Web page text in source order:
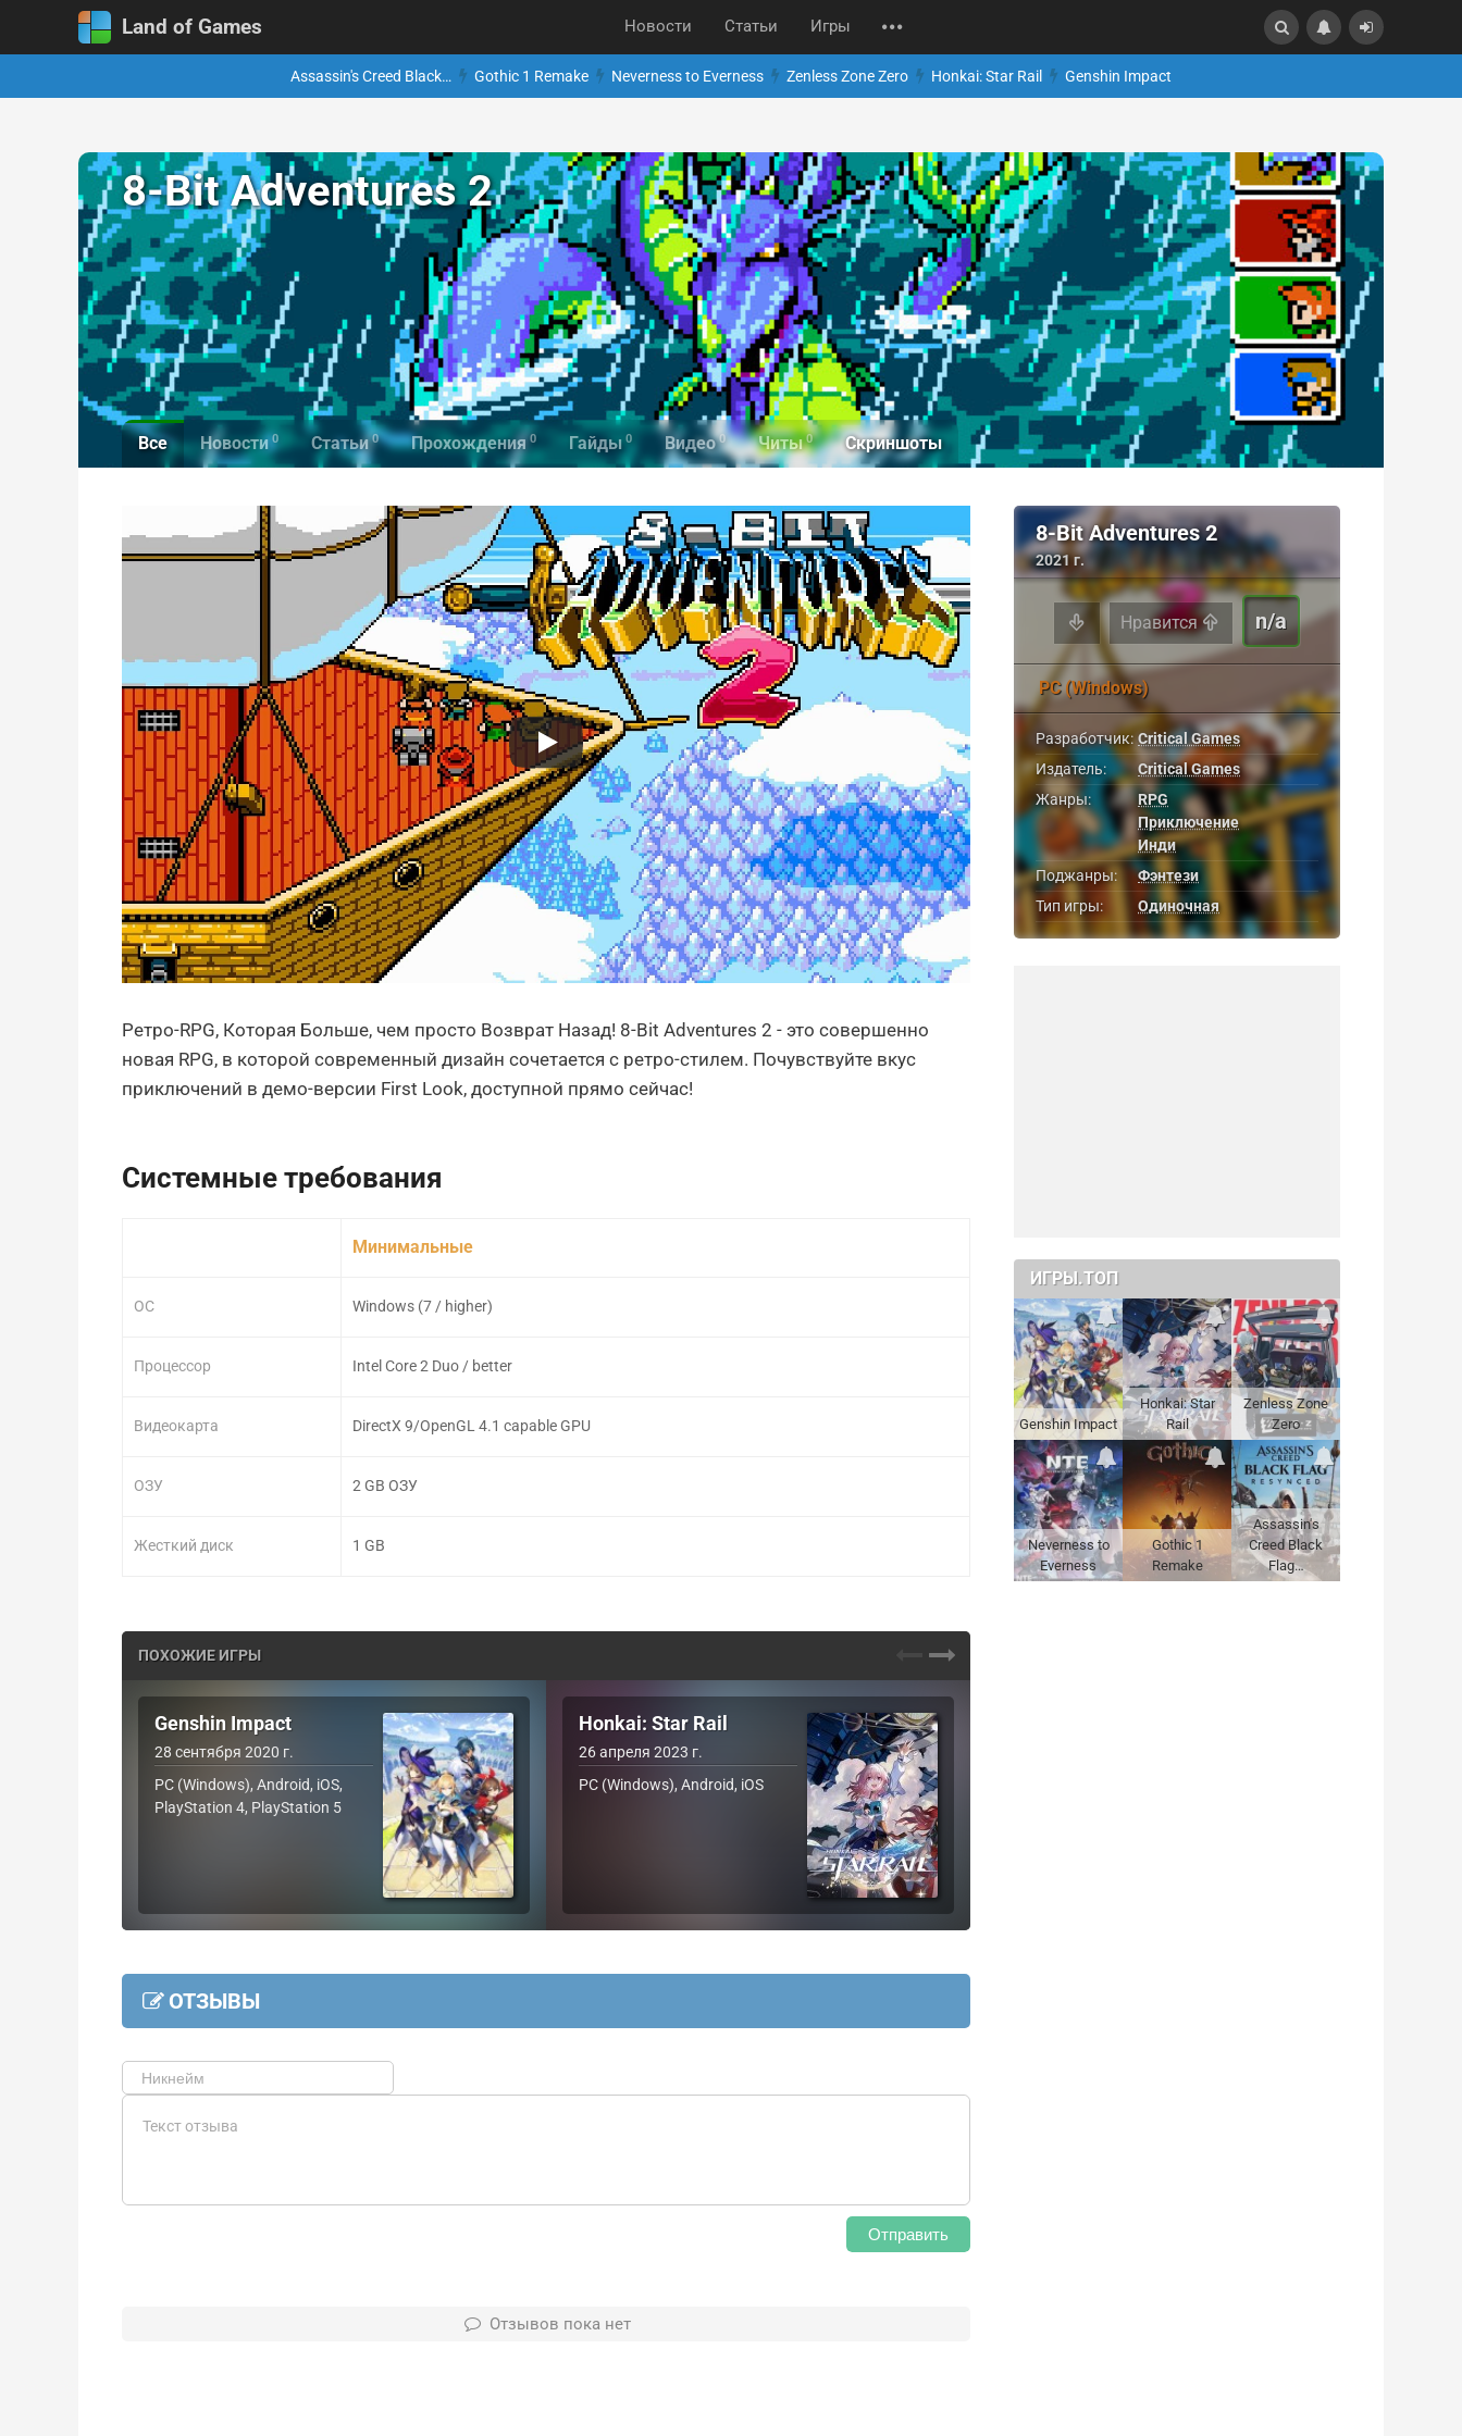
Land of Games Новости Статьи Игры
Assassin's Creed Black… Gothic 1 Remake Neverness to Everness Zenless Zone Zero Honkai: Star Rail Genshin Impact
8-Bit Adventures 2
Все Новости 0 Статьи 0 Прохождения 0 Гайды 0 Видео 0 Читы 0 Скриншоты
Ретро-RPG, Которая Больше, чем просто Возврат Назад! 8-Bit Adventures 2 - это совершенно
новая RPG, в которой современный дизайн сочетается с ретро-стилем. Почувствуйте вкус
приключений в демо-версии First Look, доступной прямо сейчас!
Системные требования
ОС
Процессор
Видеокарта
ОЗУ
Жесткий диск
Минимальные
Windows (7 / higher)
Intel Core 2 Duo / better
DirectX 9/OpenGL 4.1 capable GPU
2 GB ОЗУ
1 GB
ПОХОЖИЕ ИГРЫ
Genshin Impact
28 сентября 2020 г.
PC (Windows), Android, iOS,
PlayStation 4, PlayStation 5
Honkai: Star Rail
26 апреля 2023 г.
PC (Windows), Android, iOS
ОТЗЫВЫ
Отправить
Отзывов пока нет
8-Bit Adventures 2
2021 г.
Нравится n/a
PC (Windows)
Разработчик: Critical Games
Издатель:
Critical Games
Жанры:
RPG
Приключение
Инди
Поджанры:
Фэнтези
Тип игры:
Одиночная
ИГРЫ.ТОП
Genshin Impact
Honkai: Star
Rail
Zenless Zone
Zero
Neverness to
Everness
Gothic 1
Remake
Assassin's
Creed Black
Flag…